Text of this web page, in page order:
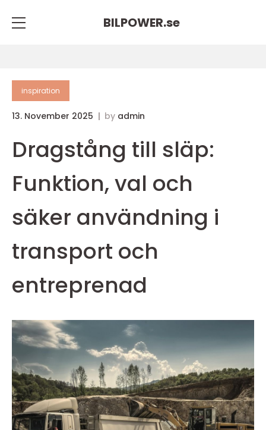
BILPOWER.se
inspiration
13. November 2025 by admin
Dragstång till släp:
Funktion, val och
säker användning i
transport och
entreprenad